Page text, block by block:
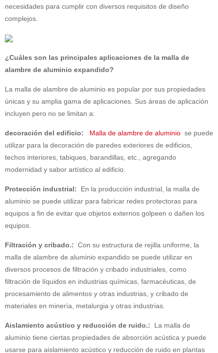
necesidades para cumplir con diversos requisitos de diseño
complejos.
¿Cuáles son las principales aplicaciones de la malla de
alambre de aluminio expandido?
La malla de alambre de aluminio es popular por sus propiedades
únicas y su amplia gama de aplicaciones. Sus áreas de aplicación
incluyen pero no se limitan a:
decoración del edificio: Malla de alambre de aluminio se puede
utilizar para la decoración de paredes exteriores de edificios,
techos interiores, tabiques, barandillas, etc., agregando
modernidad y sabor artístico al edificio.
Protección industrial:
En la producción industrial, la malla de
aluminio se puede utilizar para fabricar redes protectoras para
equipos a fin de evitar que objetos externos golpeen o dañen los
equipos.
Filtración y cribado.: Con su estructura de rejilla uniforme, la
malla de alambre de aluminio expandido se puede utilizar en
diversos procesos de filtración y cribado industriales, como
filtración de líquidos en industrias químicas, farmacéuticas, de
procesamiento de alimentos y otras industrias, y cribado de
materiales en minería, metalurgia y otras industrias.
Aislamiento acústico y reducción de ruido.:
La malla de
aluminio tiene ciertas propiedades de absorción acústica y puede
usarse para aislamiento acústico y reducción de ruido en plantas